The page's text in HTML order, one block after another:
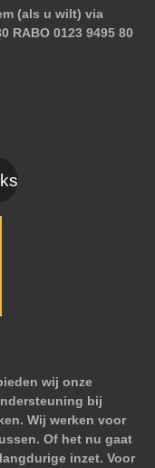
(als u wilt) via
RABO 0123 9495 80
wij onze
bij
Wij werken voor
Of het nu gaat
inzet. Voor